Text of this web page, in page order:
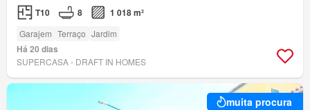
T10 8 1 018 m²
Garajem Terraço Jardim
Há 20 dias
SUPERCASA - DRAFT IN HOMES
muita procura